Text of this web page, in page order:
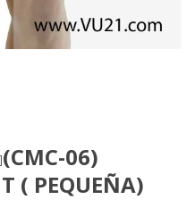
06)
( PEQUEÑA)